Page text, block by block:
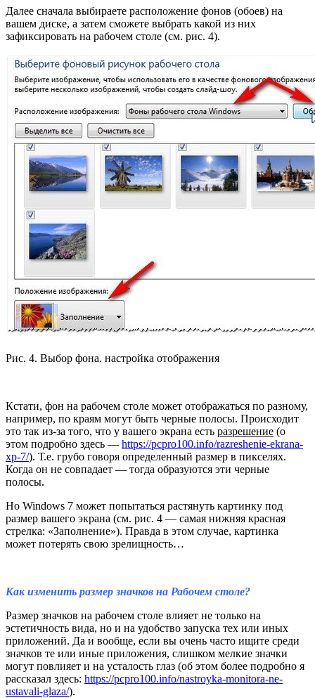
Далее сначала выбираете расположение фонов (обоев) на
вашем диске, а затем сможете выбрать какой из них
зафиксировать на рабочем столе (см. рис. 4).
Рис. 4. Выбор фона. настройка отображения
Кстати, фон на рабочем столе может отображаться по разному,
например, по краям могут быть черные полосы. Происходит
это так из-за того, что у вашего экрана есть разрешение (о
этом подробно здесь — https://pcpro100.info/razreshenie-ekrana-
xp-7/). Т.е. грубо говоря определенный размер в пикселях.
Когда он не совпадает — тогда образуются эти черные
полосы.
Но Windows 7 может попытаться растянуть картинку под
размер вашего экрана (см. рис. 4 — самая нижняя красная
стрелка: «Заполнение»). Правда в этом случае, картинка
может потерять свою зрелищность…
Как изменить размер значков на Рабочем столе?
Размер значков на рабочем столе влияет не только на
эстетичность вида, но и на удобство запуска тех или иных
приложений. Да и вообще, если вы очень часто ищите среди
значков те или иные приложения, слишком мелкие значки
могут повлияет и на усталость глаз (об этом более подробно я
рассказал здесь: https://pcpro100.info/nastroyka-monitora-ne-
ustavali-glaza/).